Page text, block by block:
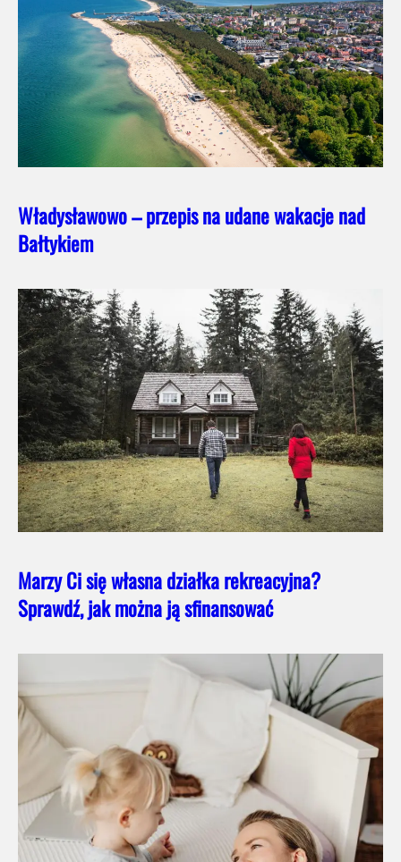
Władysławowo – przepis na udane wakacje nad
Bałtykiem
Marzy Ci się własna działka rekreacyjna?
Sprawdź, jak można ją sfinansować